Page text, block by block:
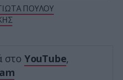
ΠΟΥΛΟΥ
στο YouTube,